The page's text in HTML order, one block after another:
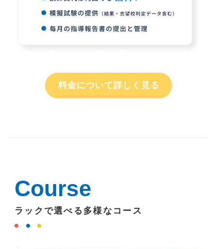
料金について詳しく見る
Course
ラックで選べる多様なコース